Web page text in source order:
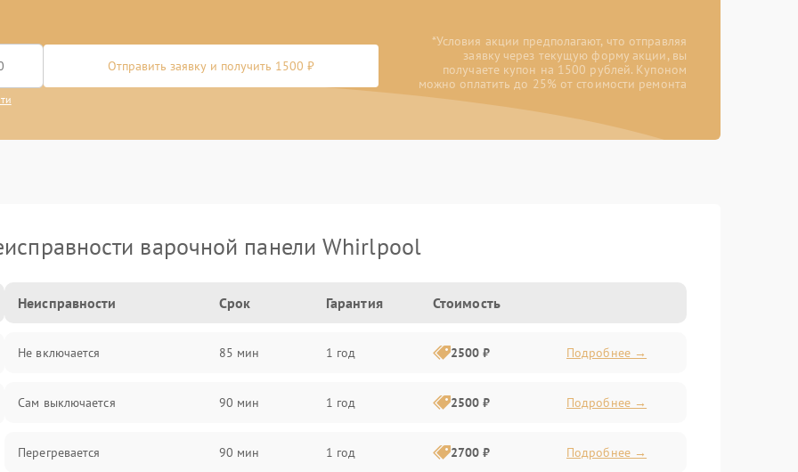
Отправить заявку и получить 1500 ₽
*Условия акции предполагают, что отправляя
заявку через текущую форму акции, вы
получаете купон на 1500 рублей. Купоном
можно оплатить до 25% от стоимости ремонта
варочной панели Whirlpool
Неисправности Срок Гарантия Стоимость
Не включается 85 мин 1 год 2500 ₽ Подробнее →
Сам выключается 90 мин 1 год 2500 ₽ Подробнее →
Перегревается 90 мин 1 год 2700 ₽ Подробнее →